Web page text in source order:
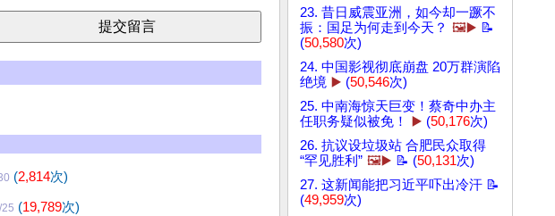
(2,814次)
(19,789次)
23. 昔日威震亚洲，如今却一蹶不
振：国足为何走到今天？ 🖼️▶️ 📝
(50,580次)
24. 中国影视彻底崩盘 20万群演陷
绝境 ▶️ (50,546次)
25. 中南海惊天巨变！蔡奇中办主
任职务疑似被免！
▶️ (50,176次)
26. 抗议设垃圾站 合肥民众取得
“罕见胜利” 🖼️▶️ 📝 (50,131次)
27. 这新闻能把习近平吓出冷汗 📝
(49,959次)